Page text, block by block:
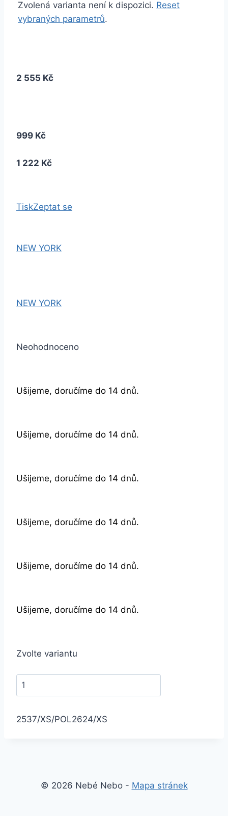
Zvolená varianta není k dispozici. Reset
vybraných parametrů.
2 555 Kč
999 Kč
1 222 Kč
TiskZeptat se
NEW YORK
NEW YORK
Neohodnoceno
Ušijeme, doručíme do 14 dnů.
Ušijeme, doručíme do 14 dnů.
Ušijeme, doručíme do 14 dnů.
Ušijeme, doručíme do 14 dnů.
Ušijeme, doručíme do 14 dnů.
Ušijeme, doručíme do 14 dnů.
Zvolte variantu
2537/XS/POL2624/XS
© 2026 Nebé Nebo - Mapa stránek